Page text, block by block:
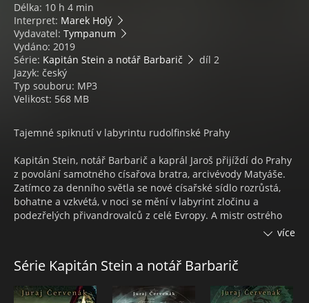
Délka: 10 h 4 min
Interpret: Marek Holý
Vydavatel: Tympanum
Vydáno: 2019
Série: Kapitán Stein a notář Barbarič
díl 2
Jazyk: český
Typ souboru: MP3
Velikost: 568 MB
Tajemné spiknutí v labyrintu rudolfinské Prahy
Kapitán Stein, notář Barbarič a kaprál Jaroš přijíždí do Prahy
z povolání samotného císařova bratra, arcivévody Matyáše.
Zatímco za denního světla se nové císařské sídlo rozrůstá,
bohatne a vzkvétá, v noci se mění v labyrint zločinu a
podezřelých přivandrovalců z celé Evropy. A mistr ostrého
meče rozhodně nezahálí. Když se však objeví muž v černé
hádankou. Mystické znaky, vyřezané do těl obětí, zavedou
vyšetřovatele do Židovského města. Jedná se snad o pomstu
bohatých Židů? Nebo se jen kdosi pokouší odvést pozornost
více
Série Kapitán Stein a notář Barbarič